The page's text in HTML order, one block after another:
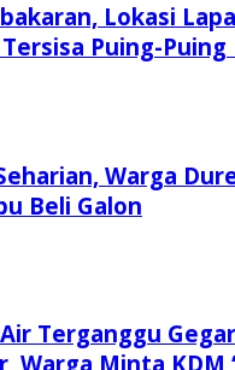
Lokasi
Puing-Puing
Warga
Beli Galon
Terganggu
Warga Minta KDM